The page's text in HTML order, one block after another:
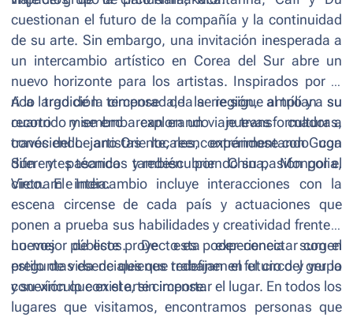
cuestionan el futuro de la compañía y la continuidad
de su arte. Sin embargo, una invitación inesperada a
un intercambio artístico en Corea del Sur abre un
nuevo horizonte para los artistas. Inspirados por la
rica tradición circense de la región, amplían su
recorrido y se embarcan en un viaje transformador a
través del Lejano Oriente, reencontrándose con Guga
Sun y pasando también por China, Mongolia,
Vietnam e India.
A lo largo de la temporada, la serie sigue al trío y a su
cuarto miembro explorando nuevas culturas,
conociendo artistas locales, experimentando con
diferentes técnicas y redescubriendo su pasión por el
circo. El intercambio incluye interacciones con la
escena circense de cada país y actuaciones que
ponen a prueba sus habilidades y creatividad frente a
nuevos públicos. De esta experiencia surgen
preguntas esenciales que redefinen el futuro del grupo
y su vínculo con el arte circense.
Lo mejor de este proyecto es poder conectar con el
estilo de vida de quienes trabajan en el circo y ver la
conexión que existe, sin importar el lugar. En todos los
lugares que visitamos, encontramos personas que